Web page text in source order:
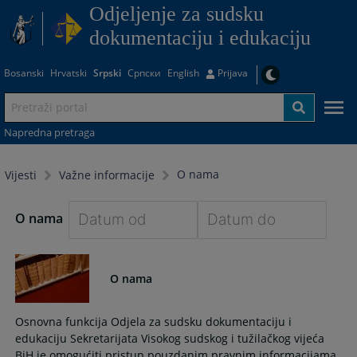
Odjeljenje za sudsku
dokumentaciju i edukaciju
Bosanski Hrvatski Srpski Српски English Prijava
Napredna pretraga
Vijesti Važne informacije O nama
O nama
forward
to
with
the
calendar
with
the
calendar
O nama
Osnovna funkcija Odjela za sudsku dokumentaciju i
edukaciju Sekretarijata Visokog sudskog i tužilačkog vijeća